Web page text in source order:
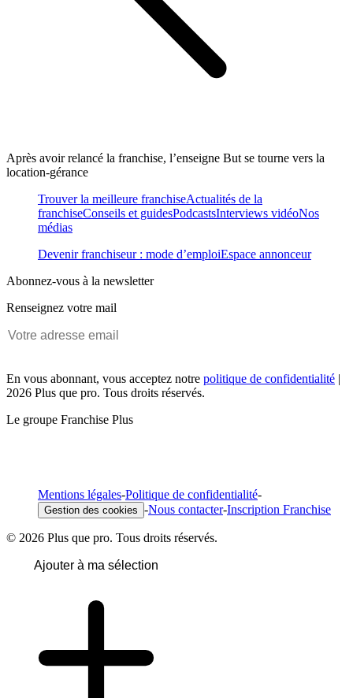
Après avoir relancé la franchise, l’enseigne But se tourne vers la
location-gérance
Trouver la meilleure franchiseActualités de la
franchiseConseils et guidesPodcastsInterviews vidéoNos
médias
Devenir franchiseur : mode d’emploiEspace annonceur
Abonnez-vous à la newsletter
Renseignez votre mail
En vous abonnant, vous acceptez notre politique de confidentialité |
2026 Plus que pro. Tous droits réservés.
Le groupe Franchise Plus
Mentions légales-Politique de confidentialité-
Gestion des cookies -Nous contacter-Inscription Franchise
© 2026 Plus que pro. Tous droits réservés.
Ajouter à ma sélection